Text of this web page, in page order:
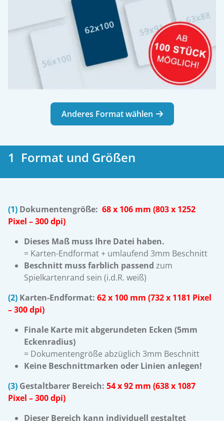
Anderes Format wählen
1 Format und Größen
(1) Dokumentengröße: 68 x 106 mm (803 x 1252
Pixel – 300 dpi)
Dieses Maß muss Ihre Datei haben.
= Karten-Endformat + umlaufend 3mm Beschnitt
Beschnitt muss farblich passend zum
Spielkartenrand sein (i.d.R. weiß)
(2) Karten-Endformat: 62 x 100 mm (732 x 1181 Pixel
– 300 dpi)
Finale Karte mit abgerundeten Ecken (5mm
Eckenradius)
= Dokumentengröße abzüglich 3mm Beschnitt
Keine Beschnittmarken oder Linien anlegen!
(3) Gestaltbarer Bereich: 54 x 92 mm (638 x 1087
Pixel – 300 dpi)
Dieser Bereich kann individuell gestaltet